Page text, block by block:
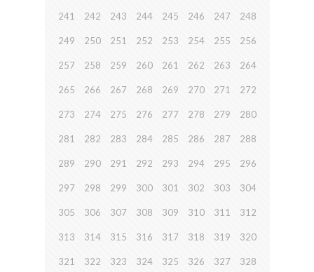
241 242 243 244 245 246 247 248
249 250 251 252 253 254 255 256
257 258 259 260 261 262 263 264
265 266 267 268 269 270 271 272
273 274 275 276 277 278 279 280
281 282 283 284 285 286 287 288
289 290 291 292 293 294 295 296
297 298 299 300 301 302 303 304
305 306 307 308 309 310 311 312
313 314 315 316 317 318 319 320
321 322 323 324 325 326 327 328